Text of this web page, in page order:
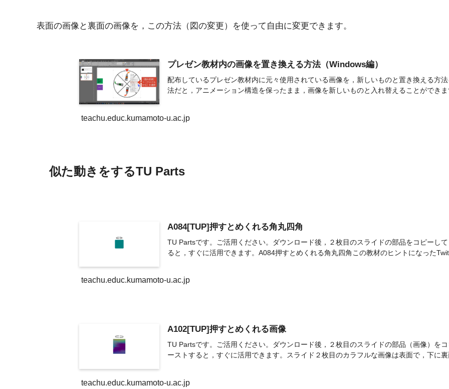
表面の画像と裏面の画像を，この方法（図の変更）を使って自由に変更できます。
プレゼン教材内の画像を置き換える方法（Windows編）
配布しているプレゼン教材内に元々使用されている画像を，新しいものと置き換える方
法だと，アニメーション構造を保ったまま，画像を新しいものと入れ替えることができ
teachu.educ.kumamoto-u.ac.jp
似た動きをするTU Parts
A084[TUP]押すとめくれる角丸四角
TU Partsです。ご活用ください。ダウンロード後，２枚目のスライドの部品をコピーし
ると，すぐに活用できます。A084押すとめくれる角丸四角この教材のヒントになった
teachu.educ.kumamoto-u.ac.jp
A102[TUP]押すとめくれる画像
TU Partsです。ご活用ください。ダウンロード後，２枚目のスライドの部品（画像）を
ーストすると，すぐに活用できます。スライド２枚目のカラフルな画像は表面で，下に
teachu.educ.kumamoto-u.ac.jp